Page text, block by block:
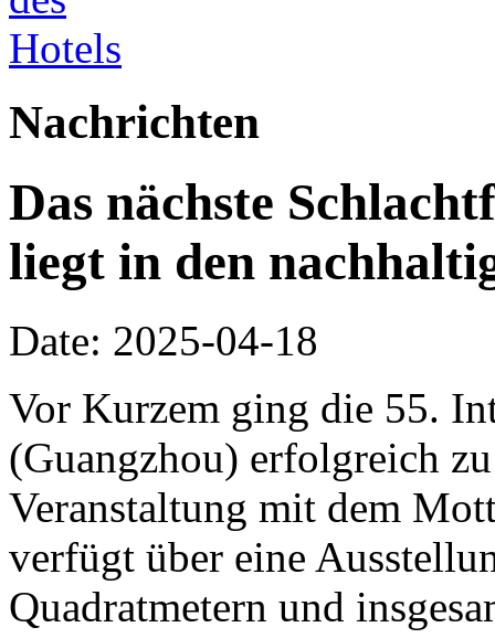
Nachrichten
Das nächste
liegt in den
Date: 2025-04-18
Vor Kurzem ging die 55.
(Guangzhou) erfolgreich
Veranstaltung mit dem
verfügt über eine
Quadratmetern und